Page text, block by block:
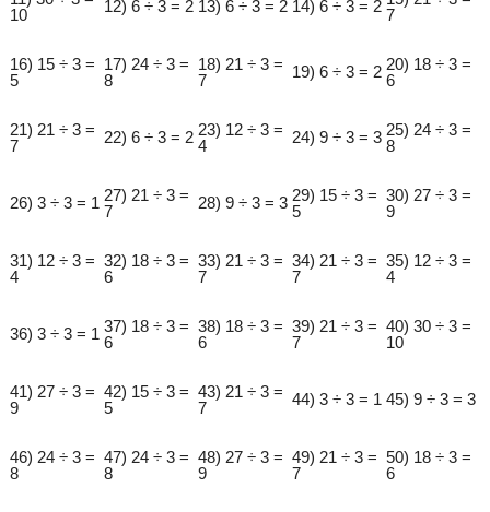
10
12) 6 ÷ 3 = 2 13) 6 ÷ 3 = 2 14) 6 ÷ 3 = 2 7
16) 15 ÷ 3 =
5
17) 24 ÷ 3 =
8
18) 21 ÷ 3 =
7
19) 6 ÷ 3 = 2 20) 18 ÷ 3 =
6
21) 21 ÷ 3 =
7
22) 6 ÷ 3 = 2 23) 12 ÷ 3 =
4
24) 9 ÷ 3 = 3 25) 24 ÷ 3 =
8
26) 3 ÷ 3 = 1 27) 21 ÷ 3 =
7
28) 9 ÷ 3 = 3 29) 15 ÷ 3 =
5
30) 27 ÷ 3 =
9
31) 12 ÷ 3 =
4
32) 18 ÷ 3 =
6
33) 21 ÷ 3 =
7
34) 21 ÷ 3 =
7
35) 12 ÷ 3 =
4
36) 3 ÷ 3 = 1 37) 18 ÷ 3 =
6
38) 18 ÷ 3 =
6
39) 21 ÷ 3 =
7
40) 30 ÷ 3 =
10
41) 27 ÷ 3 =
9
42) 15 ÷ 3 =
5
43) 21 ÷ 3 =
7
44) 3 ÷ 3 = 1 45) 9 ÷ 3 = 3
46) 24 ÷ 3 =
8
47) 24 ÷ 3 =
8
48) 27 ÷ 3 =
9
49) 21 ÷ 3 =
7
50) 18 ÷ 3 =
6